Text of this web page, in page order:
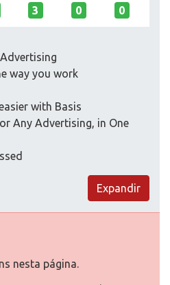
3 0 0
way you work
with Basis
Any Advertising, in One
Expandir
nesta página.